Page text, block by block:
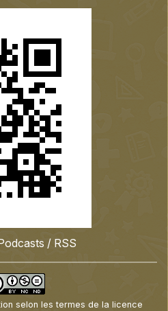
/ RSS
selon les termes de la licence